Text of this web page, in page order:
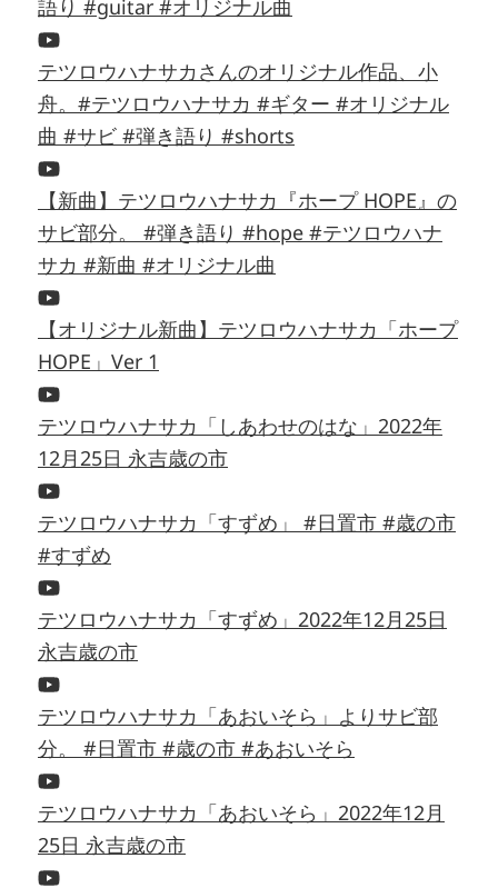
語り #guitar #オリジナル曲
テツロウハナサカさんのオリジナル作品、小
舟。#テツロウハナサカ #ギター #オリジナル
曲 #サビ #弾き語り #shorts
【新曲】テツロウハナサカ『ホープ HOPE』の
サビ部分。 #弾き語り #hope #テツロウハナ
サカ #新曲 #オリジナル曲
【オリジナル新曲】テツロウハナサカ「ホープ
HOPE」Ver 1
テツロウハナサカ「しあわせのはな」2022年
12月25日 永吉歳の市
テツロウハナサカ「すずめ」 #日置市 #歳の市
#すずめ
テツロウハナサカ「すずめ」2022年12月25日
永吉歳の市
テツロウハナサカ「あおいそら」よりサビ部
分。 #日置市 #歳の市 #あおいそら
テツロウハナサカ「あおいそら」2022年12月
25日 永吉歳の市